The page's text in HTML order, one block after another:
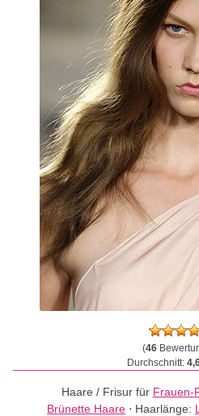
(46
Durchschnitt:
Haare / Frisur für Frauen-
Brünette Haare ⋅ Haarlänge: